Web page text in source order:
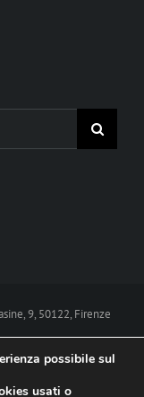
9, 50122, Firenze
possibile sul
usati o